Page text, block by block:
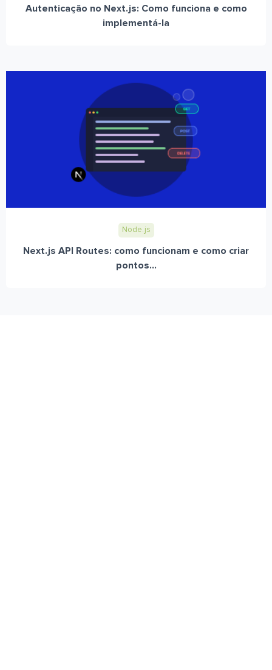
Autenticação no Next.js: Como funciona e como
implementá-la
Node.js
Next.js API Routes: como funcionam e como criar
pontos...